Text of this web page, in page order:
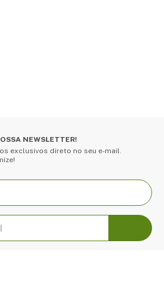
NEWSLETTER!
exclusivos direto no seu e-mail.